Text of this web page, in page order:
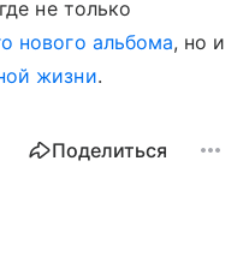
не только
нового альбома, но и
жизни.
Поделиться